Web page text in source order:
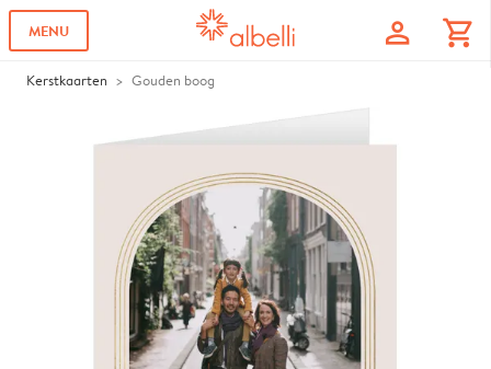
MENU profile shopping_cart
Kerstkaarten Gouden boog